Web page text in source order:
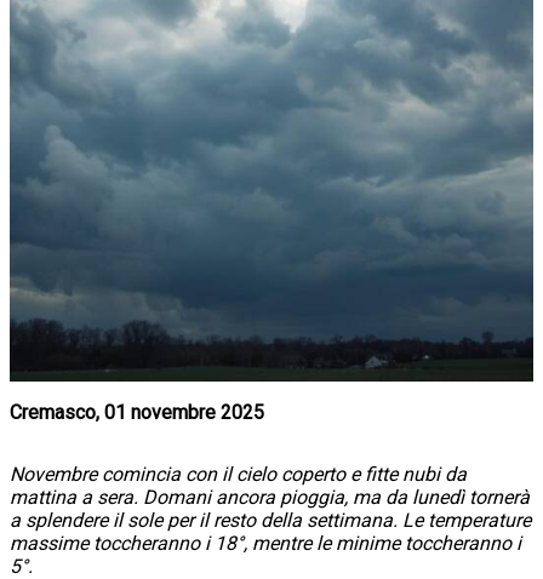
Cremasco, 01 novembre 2025
Novembre comincia con il cielo coperto e fitte nubi da
mattina a sera. Domani ancora pioggia, ma da lunedì tornerà
a splendere il sole per il resto della settimana. Le temperature
massime toccheranno i 18°, mentre le minime toccheranno i
5°.